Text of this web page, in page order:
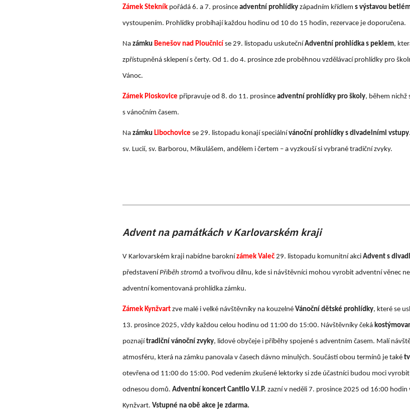
Zámek Stekník pořádá 6. a 7. prosince adventní prohlídky západním křídlem s výstavou
vystoupením. Prohlídky probíhají každou hodinu od 10 do 15 hodin, rezervace je doporučena.
Na zámku Benešov nad Ploučnicí se 29. listopadu uskuteční Adventní prohlídka s peklem,
zpřístupněná sklepení s čerty. Od 1. do 4. prosince zde proběhnou vzdělávací prohlídky pro
Vánoc.
Zámek Ploskovice připravuje od 8. do 11. prosince adventní prohlídky pro školy, během nichž
s vánočním časem.
Na zámku Libochovice se 29. listopadu konají speciální vánoční prohlídky s divadelními vstupy
sv. Lucií, sv. Barborou, Mikulášem, andělem i čertem – a vyzkouší si vybrané tradiční zvyky.
Advent na památkách v Karlovarském kraji
V Karlovarském kraji nabídne baroknízámek Valeč 29. listopadu komunitní akci Advent s
představeníPříběh stromů a tvořivou dílnu, kde si návštěvníci mohou vyrobit adventní věnec
adventní komentovaná prohlídka zámku.
Zámek Kynžvart zve malé i velké návštěvníky na kouzelné Vánoční dětské prohlídky, které se
13. prosince 2025, vždy každou celou hodinu od 11:00 do 15:00. Návštěvníky čeká
poznajítradiční vánoční zvyky, lidové obyčeje i příběhy spojené s adventním časem. Malí
atmosféru, která na zámku panovala v časech dávno minulých. Součástí obou termínů je také
otevřena od 11:00 do 15:00. Pod vedením zkušené lektorky si zde účastníci budou moci
odnesou domů. Adventní koncert Cantilo V.I.P. zazní v neděli 7. prosince 2025 od 16:00
Kynžvart. Vstupné na obě akce je zdarma.